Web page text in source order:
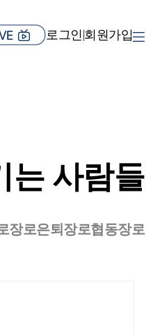
로그인 |회원가입
는 사람들
장로은퇴장로협동장로